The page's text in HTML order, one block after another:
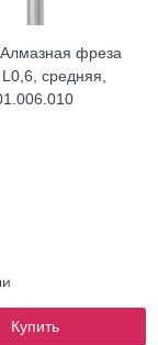
фреза
средняя,
Купить